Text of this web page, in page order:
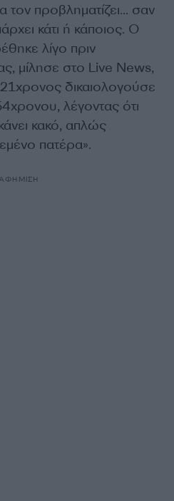
τον προβληματίζει… σαν
κάτι ή κάποιος. Ο
λίγο πριν
μίλησε στο Live News,
δικαιολογούσε
λέγοντας ότι
κακό, απλώς
πατέρα».